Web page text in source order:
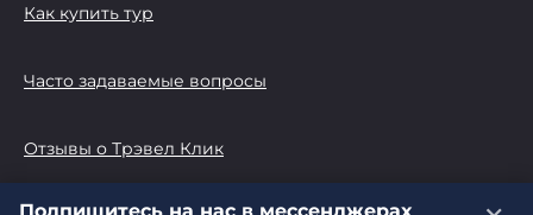
Как купить тур
Часто задаваемые вопросы
Отзывы о Трэвел Клик